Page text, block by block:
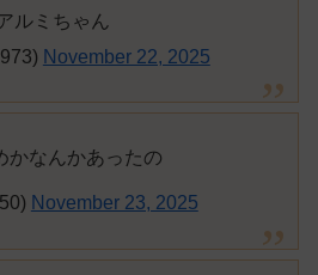
ルミちゃん
November 22, 2025
かなんかあったの
November 23, 2025